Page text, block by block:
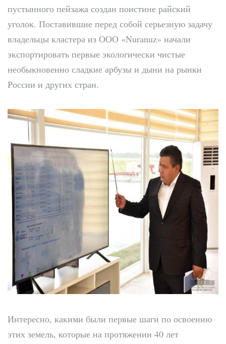
пустынного пейзажа создан поистине райский
уголок. Поставившие перед собой серьезную задачу
владельцы кластера из ООО «Nuranuz» начали
экспортировать первые экологически чистые
необыкновенно сладкие арбузы и дыни на рынки
России и других стран.
Интересно, какими были первые шаги по освоению
этих земель, которые на протяжении 40 лет